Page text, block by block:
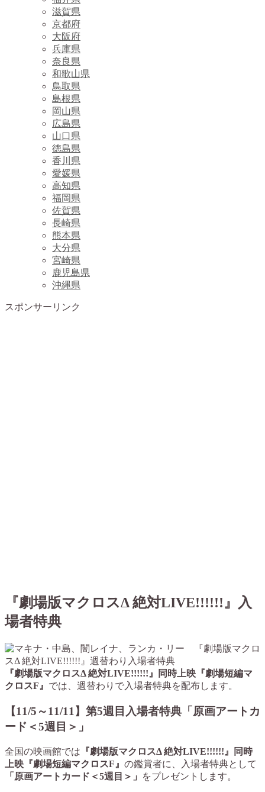
滋賀県
京都府
大阪府
兵庫県
奈良県
和歌山県
鳥取県
島根県
岡山県
広島県
山口県
徳島県
香川県
愛媛県
高知県
福岡県
佐賀県
長崎県
熊本県
大分県
宮崎県
鹿児島県
沖縄県
スポンサーリンク
『劇場版マクロスΔ 絶対LIVE!!!!!!』入
場者特典
『劇場版マクロスΔ 絶対LIVE!!!!!!』同時上映『劇場短編マ
クロスF』 では、週替わりで入場者特典を配布します。
【11/5～11/11】第5週目入場者特典「原画アートカ
ード＜5週目＞」
全国の映画館では 『劇場版マクロスΔ 絶対LIVE!!!!!!』同時
上映『劇場短編マクロスF』 の鑑賞者に、入場者特典として
「原画アートカード＜5週目＞」
をプレゼントします。